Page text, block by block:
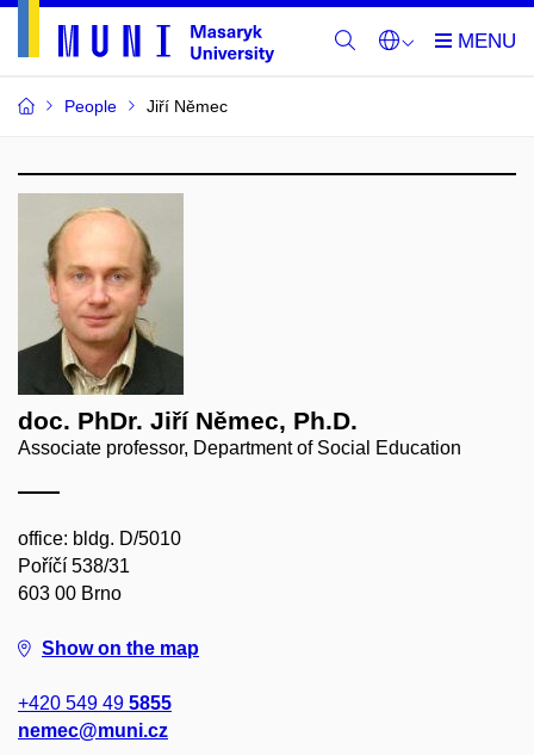
People Jiří Němec
doc. PhDr. Jiří Němec, Ph.D.
Associate professor, Department of Social Education
office: bldg. D/5010
Poříčí 538/31
603 00 Brno
Show on the map
+420 549 49 5855
nemec@muni.cz